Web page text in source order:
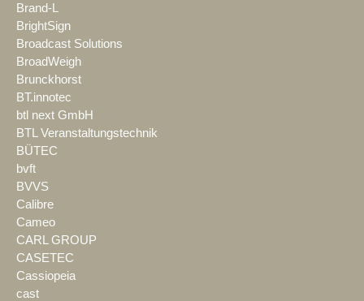
Brand-L
BrightSign
Broadcast Solutions
BroadWeigh
Brunckhorst
BT.innotec
btl next GmbH
BTL Veranstaltungstechnik
BÜTEC
bvft
BVVS
Calibre
Cameo
CARL GROUP
CASETEC
Cassiopeia
cast